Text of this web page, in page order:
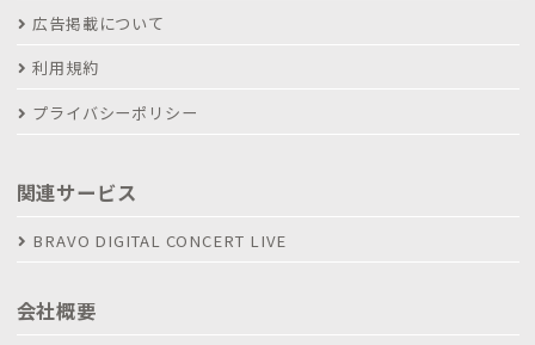
広告掲載について
利用規約
プライバシーポリシー
関連サービス
BRAVO DIGITAL CONCERT LIVE
会社概要